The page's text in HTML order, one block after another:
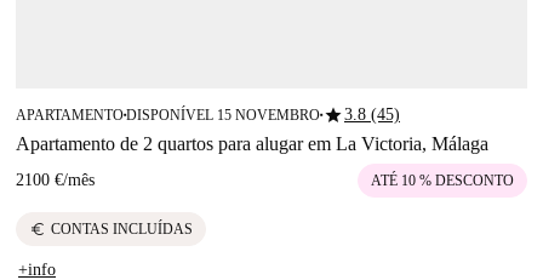
APARTAMENTO■DISPONÍVEL 15 NOVEMBRO■star3.8 (45)
Apartamento de 2 quartos para alugar em La Victoria, Málaga
2100 €/mês ATÉ 10 % DESCONTO
euro CONTAS INCLUÍDAS
+info